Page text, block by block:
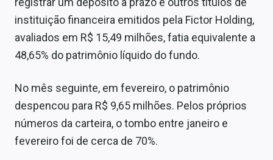
instituição financeira emitidos pela Fictor Holding,
avaliados em R$ 15,49 milhões, fatia equivalente a
48,65% do patrimônio líquido do fundo.
No mês seguinte, em fevereiro, o patrimônio
despencou para R$ 9,65 milhões. Pelos próprios
números da carteira, o tombo entre janeiro e
fevereiro foi de cerca de 70%.